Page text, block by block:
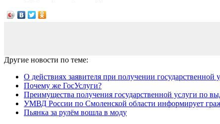
Другие новости по теме:
О действиях заявителя при получении государственной
Почему же ГосУслуги?
Преимущества получения государственной услуги по
УМВД России по Смоленской области информирует
Пьянка за рулём вошла в моду